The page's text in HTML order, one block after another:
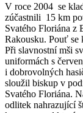
V roce 2004 se
zúčastnili 15 km
Svatého Floriána z
Rakousku. Pouť se
Při slavnostní mši
uniformách s
i dobrovolných
sloužil biskup v
Svatého Floriána.
odlitek nahrazující